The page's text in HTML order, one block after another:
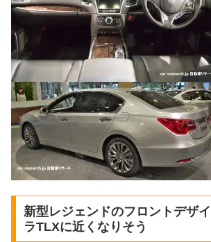
新型レジェンドのフロントデザ
ラTLXに近くなりそう